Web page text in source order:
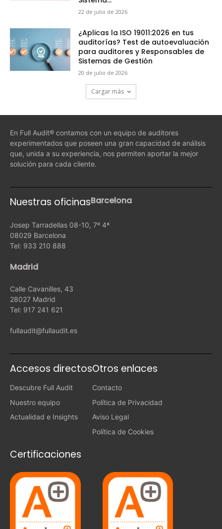
22 de julio de 2026
¿Aplicas la ISO 19011:2026 en tus
auditorías? Test de autoevaluación
para auditores y Responsables de
Sistemas de Gestión
20 de julio de 2026
Cargar más
En Full Audit® contamos con un equipo de auditores
experimentados que poseen una gran capacidad de análisis
que, unida a su experiencia, nos permiten aportar la mejor
solución para cada cliente.
Nuestras oficinasBarcelona
Josep Tarradellas 08-10, 7º 4ª
08029 Barcelona
Tel: 933 210 888
Madrid
Calle Cavanilles, 43
28027 Madrid
Tel: 917 241 621
fullaudit@fullaudit.es
Accesos directos
Descubre Full Audit
Nuestro equipo
Actualidad e Insights
Otros enlaces
Contacto
Política de Privacidad
Aviso Legal
Política de Cookies
Certificaciones